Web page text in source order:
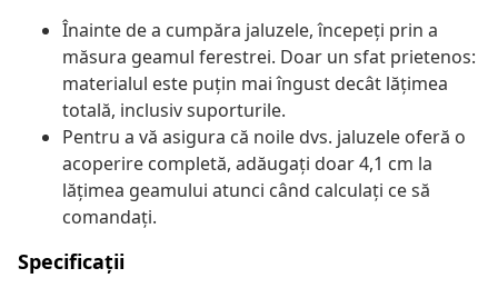
Înainte de a cumpăra jaluzele, începeți prin a
măsura geamul ferestrei. Doar un sfat prietenos:
materialul este puțin mai îngust decât lățimea
totală, inclusiv suporturile.
Pentru a vă asigura că noile dvs. jaluzele oferă o
acoperire completă, adăugați doar 4,1 cm la
lățimea geamului atunci când calculați ce să
comandați.
Specificații